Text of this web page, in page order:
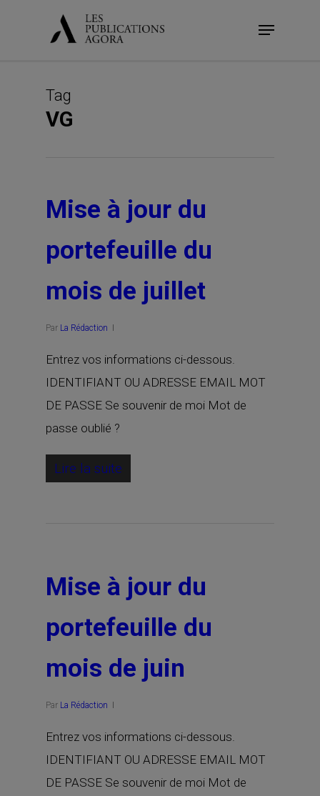
Menu
Tag
VG
Mise à jour du
portefeuille du
mois de juillet
Par La Rédaction
Entrez vos informations ci-dessous.
IDENTIFIANT OU ADRESSE EMAIL MOT
DE PASSE Se souvenir de moi Mot de
passe oublié ?
Lire la suite
Mise à jour du
portefeuille du
mois de juin
Par La Rédaction
Entrez vos informations ci-dessous.
IDENTIFIANT OU ADRESSE EMAIL MOT
DE PASSE Se souvenir de moi Mot de